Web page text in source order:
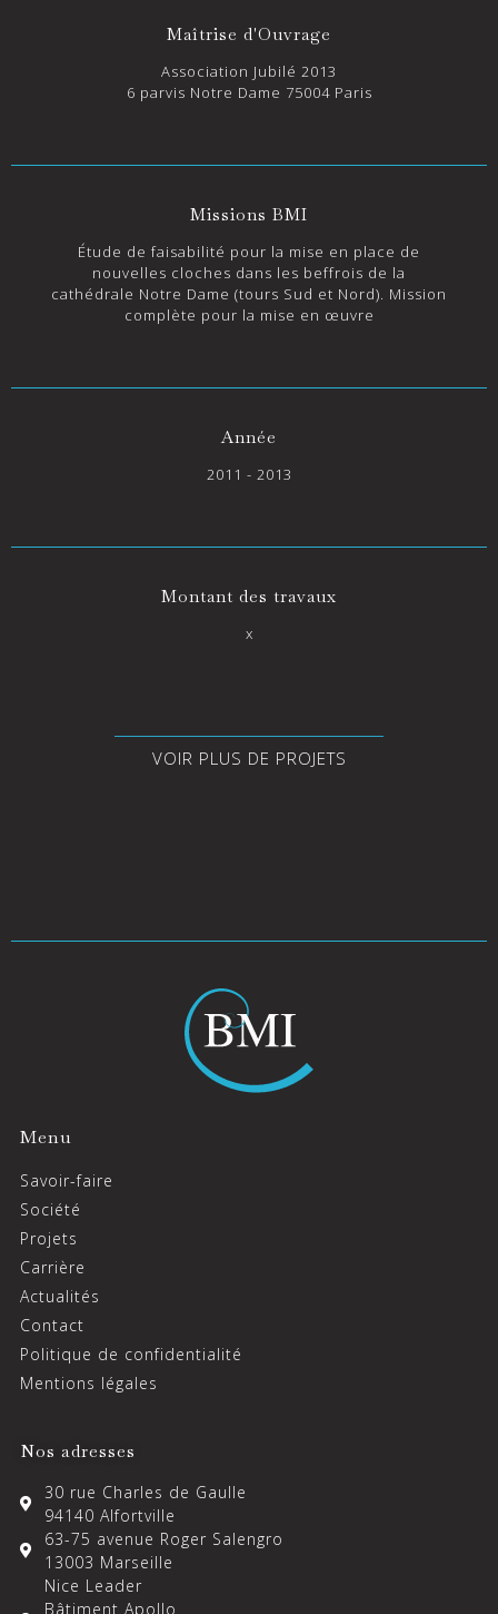
Maîtrise d'Ouvrage
Association Jubilé 2013
6 parvis Notre Dame 75004 Paris
Missions BMI
Étude de faisabilité pour la mise en place de
nouvelles cloches dans les beffrois de la
cathédrale Notre Dame (tours Sud et Nord). Mission
complète pour la mise en œuvre
Année
2011 - 2013
Montant des travaux
x
VOIR PLUS DE PROJETS
Menu
Savoir-faire
Société
Projets
Carrière
Actualités
Contact
Politique de confidentialité
Mentions légales
Nos adresses
30 rue Charles de Gaulle
94140 Alfortville
63-75 avenue Roger Salengro
13003 Marseille
Nice Leader
Bâtiment Apollo